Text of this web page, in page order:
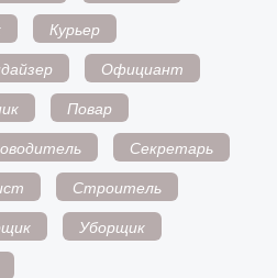
Курьер
Официант
Повар
Секретарь
Строитель
Уборщик